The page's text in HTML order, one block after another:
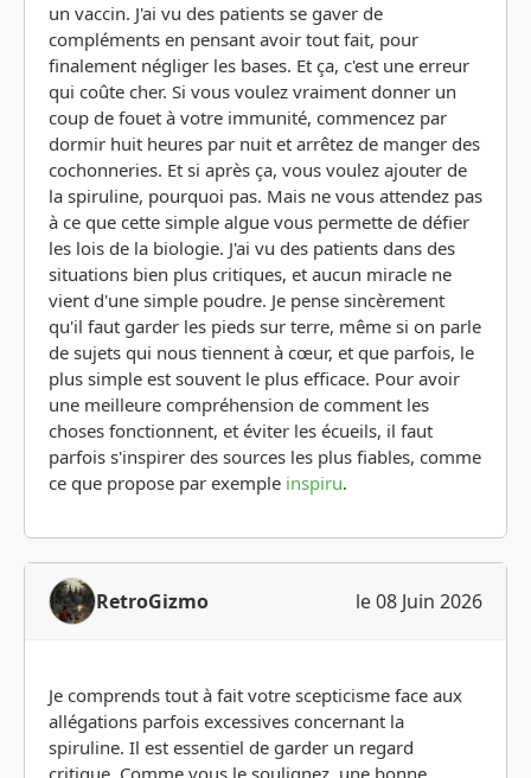
un vaccin. J'ai vu des patients se gaver de
compléments en pensant avoir tout fait, pour
finalement négliger les bases. Et ça, c'est une erreur
qui coûte cher. Si vous voulez vraiment donner un
coup de fouet à votre immunité, commencez par
dormir huit heures par nuit et arrêtez de manger des
cochonneries. Et si après ça, vous voulez ajouter de
la spiruline, pourquoi pas. Mais ne vous attendez pas
à ce que cette simple algue vous permette de défier
les lois de la biologie. J'ai vu des patients dans des
situations bien plus critiques, et aucun miracle ne
vient d'une simple poudre. Je pense sincèrement
qu'il faut garder les pieds sur terre, même si on parle
de sujets qui nous tiennent à cœur, et que parfois, le
plus simple est souvent le plus efficace. Pour avoir
une meilleure compréhension de comment les
choses fonctionnent, et éviter les écueils, il faut
parfois s'inspirer des sources les plus fiables, comme
ce que propose par exemple inspiru.
RetroGizmo le 08 Juin 2026
Je comprends tout à fait votre scepticisme face aux
allégations parfois excessives concernant la
spiruline. Il est essentiel de garder un regard
critique. Comme vous le soulignez, une bonne